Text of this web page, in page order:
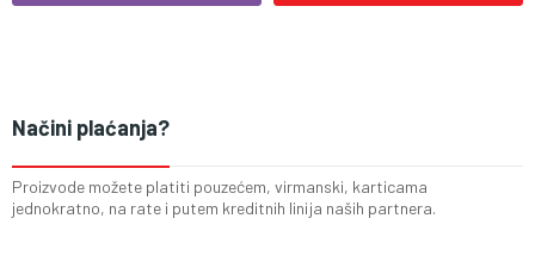
Načini plaćanja?
Proizvode možete platiti pouzećem, virmanski, karticama
jednokratno, na rate i putem kreditnih linija naših partnera.